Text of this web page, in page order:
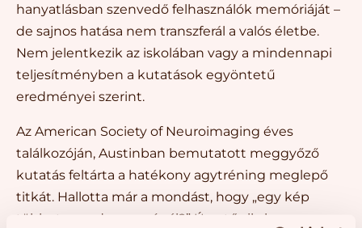
hanyatlásban szenvedő felhasználók memóriáját –
de sajnos hatása nem transzferál a valós életbe.
Nem jelentkezik az iskolában vagy a mindennapi
teljesítményben a kutatások egyöntetű
eredményei szerint.
Az American Society of Neuroimaging éves
találkozóján, Austinban bemutatott meggyőző
kutatás feltárta a hatékony agytréning meglepő
titkát. Hallotta már a mondást, hogy „egy kép
többet mond ezer szónál?” Úgy tűnik, hogy a